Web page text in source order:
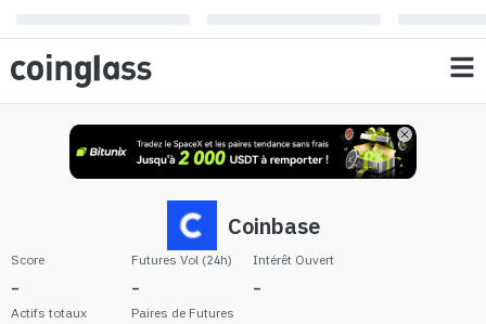
Coinbase
Score
-
Futures Vol (24h)
-
Intérêt Ouvert
-
Actifs totaux Paires de Futures